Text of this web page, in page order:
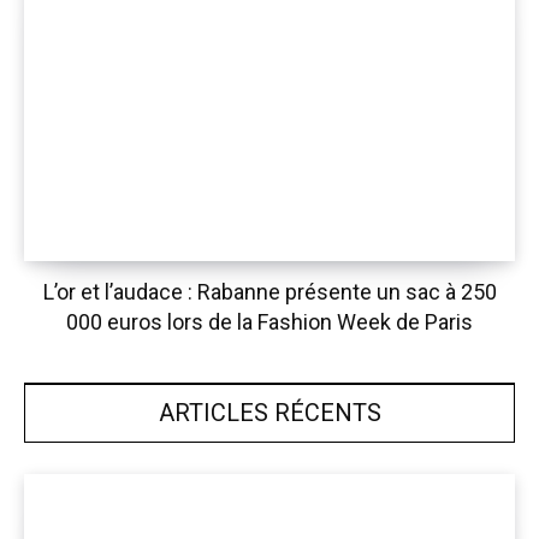
L’or et l’audace : Rabanne présente un sac à 250
000 euros lors de la Fashion Week de Paris
ARTICLES RÉCENTS